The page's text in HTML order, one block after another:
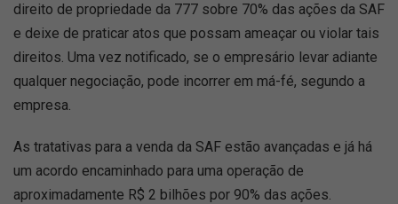
direito de propriedade da 777 sobre 70% das ações da SAF
e deixe de praticar atos que possam ameaçar ou violar tais
direitos. Uma vez notificado, se o empresário levar adiante
qualquer negociação, pode incorrer em má-fé, segundo a
empresa.
As tratativas para a venda da SAF estão avançadas e já há
um acordo encaminhado para uma operação de
aproximadamente R$ 2 bilhões por 90% das ações.